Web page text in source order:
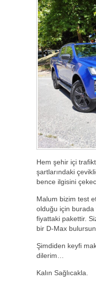
Hem şehir içi
şartlarındaki
bence ilgisini
Malum bizim test
olduğu için
fiyattaki pakettir.
bir D-Max
Şimdiden keyfi
dilerim…
Kalın Sağlıcakla.